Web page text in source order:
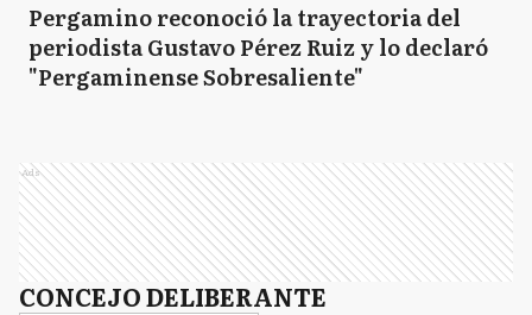
Pergamino reconoció la trayectoria del
periodista Gustavo Pérez Ruiz y lo declaró
"Pergaminense Sobresaliente"
Ads
CONCEJO DELIBERANTE